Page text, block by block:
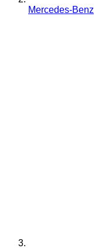
Mercedes-Benz